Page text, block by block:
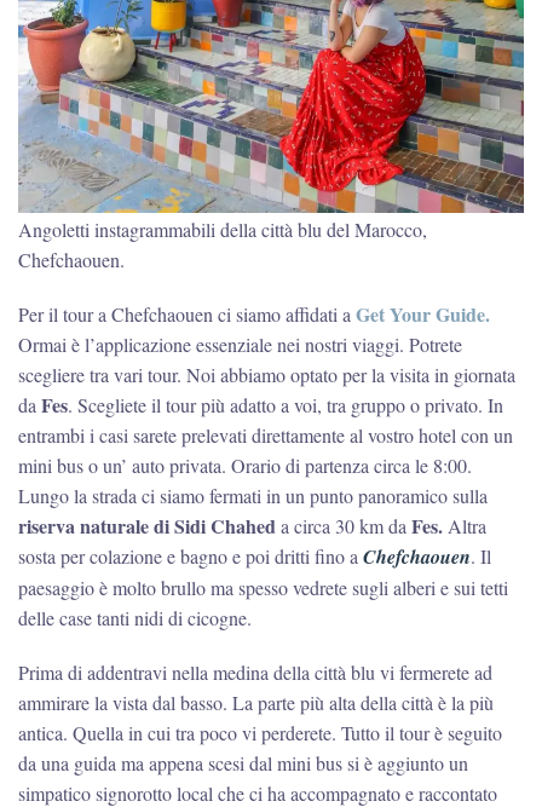
Angoletti instagrammabili della città blu del Marocco,
Chefchaouen.
Per il tour a Chefchaouen ci siamo affidati a Get Your Guide.
Ormai è l’applicazione essenziale nei nostri viaggi. Potrete
scegliere tra vari tour. Noi abbiamo optato per la visita in giornata
da Fes. Scegliete il tour più adatto a voi, tra gruppo o privato. In
entrambi i casi sarete prelevati direttamente al vostro hotel con un
mini bus o un’ auto privata. Orario di partenza circa le 8:00.
Lungo la strada ci siamo fermati in un punto panoramico sulla
riserva naturale di Sidi Chaheda circa 30 km da Fes. Altra
sosta per colazione e bagno e poi dritti fino a Chefchaouen. Il
paesaggio è molto brullo ma spesso vedrete sugli alberi e sui tetti
delle case tanti nidi di cicogne.
Prima di addentravi nella medina della città blu vi fermerete ad
ammirare la vista dal basso. La parte più alta della città è la più
antica. Quella in cui tra poco vi perderete. Tutto il tour è seguito
da una guida ma appena scesi dal mini bus si è aggiunto un
simpatico signorotto local che ci ha accompagnato e raccontato